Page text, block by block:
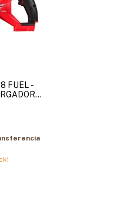
FUEL -